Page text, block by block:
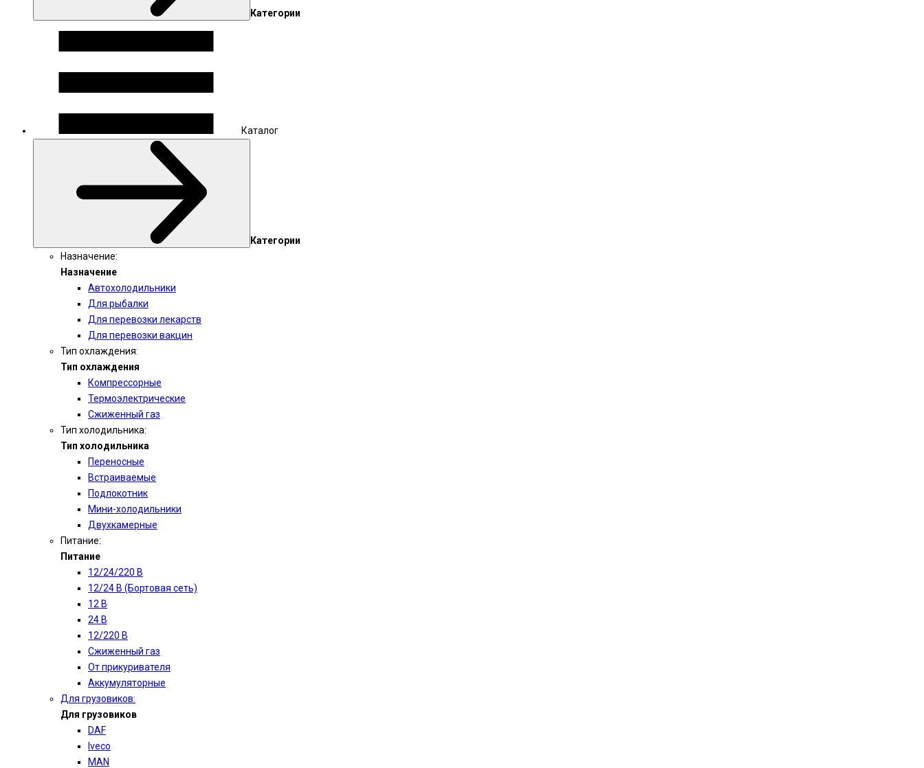
Категории
Каталог
Категории
Назначение:
Назначение
Автохолодильники
Для рыбалки
Для перевозки лекарств
Для перевозки вакцин
Тип охлаждения:
Тип охлаждения
Компрессорные
Термоэлектрические
Сжиженный газ
Тип холодильника:
Тип холодильника
Переносные
Встраиваемые
Подлокотник
Мини-холодильники
Двухкамерные
Питание:
Питание
12/24/220 В
12/24 В (Бортовая сеть)
12 В
24 В
12/220 В
Сжиженный газ
От прикуривателя
Аккумуляторные
Для грузовиков:
Для грузовиков
DAF
Iveco
MAN